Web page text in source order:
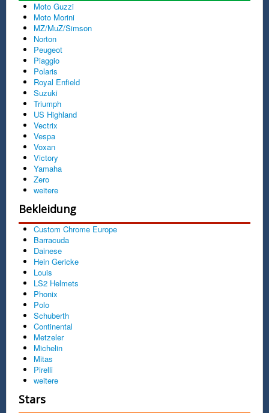
Moto Guzzi
Moto Morini
MZ/MuZ/Simson
Norton
Peugeot
Piaggio
Polaris
Royal Enfield
Suzuki
Triumph
US Highland
Vectrix
Vespa
Voxan
Victory
Yamaha
Zero
weitere
Bekleidung
Custom Chrome Europe
Barracuda
Dainese
Hein Gericke
Louis
LS2 Helmets
Phonix
Polo
Schuberth
Continental
Metzeler
Michelin
Mitas
Pirelli
weitere
Stars